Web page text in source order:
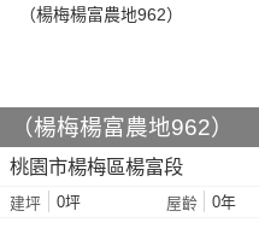
（楊梅楊富農地962）
桃園市楊梅區楊富段
建坪 0坪 屋齡 0年